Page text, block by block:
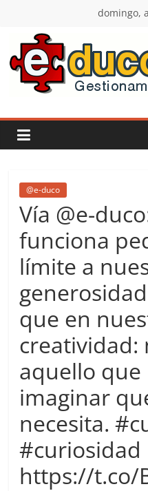
contenido
domingo,
E-
duco:
Gestión
del
Learn
Do
more.
more.
@e-duco
Vía @e-
funciona
límite a
que en
creatividad:
aquello
imaginar
necesita.
#curiosidad
https://t.co/